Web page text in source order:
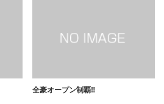
全豪オープン制覇‼️